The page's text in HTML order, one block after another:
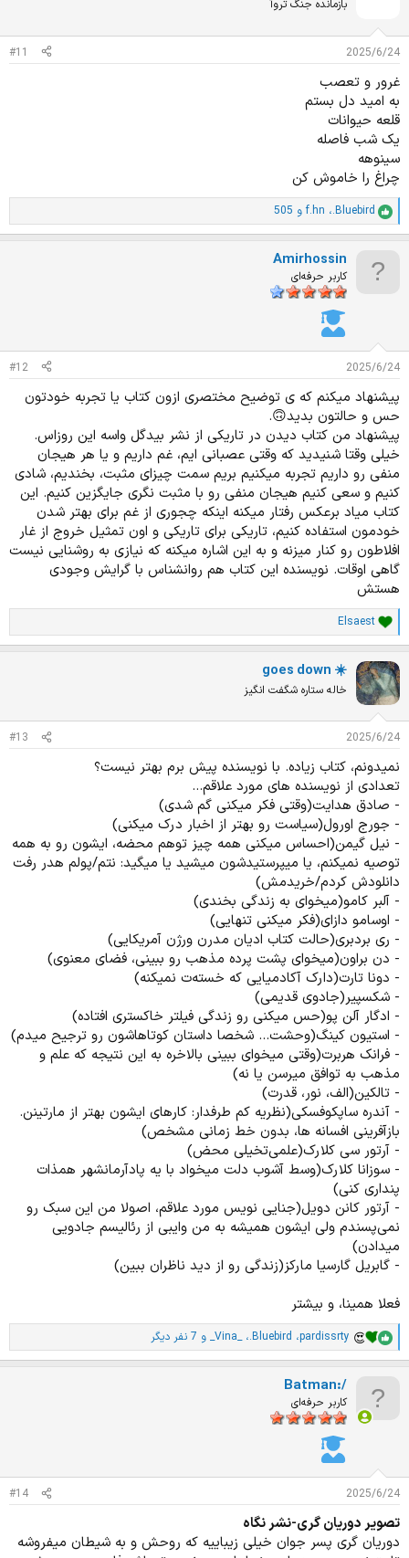
ت
:
بازمانده جنگ تروآ
2025/6/24
#11
غرور و تعصب
به امید دل بستم
قلعه حیوانات
یک شب فاصله
سینوهه
چراغ را خاموش کن
ا
م
.Bluebird، f.hnو 505
Amirhossin
کاربر حرفه‌ای
2025/6/24
#12
پیشنهاد میکنم که ی توضیح مختصری ازون کتاب یا تجربه خودتون
حس و حالتون بدید🙃.
پیشنهاد من کتاب دیدن در تاریکی از نشر بیدگل واسه این روزاس.
خیلی وقتا شنیدید که وقتی عصبانی ایم، غم داریم و یا هر هیجان
منفی رو داریم تجربه میکنیم بریم سمت چیزای مثبت، بخندیم، شادی
کنیم و سعی کنیم هیجان منفی رو با مثبت نگری جایگزین کنیم. این
کتاب میاد برعکس رفتار میکنه اینکه چجوری از غم برای بهتر شدن
خودمون استفاده کنیم، تاریکی برای تاریکی و اون تمثيل خروج از غار
افلاطون رو کنار میزنه و به این اشاره میکنه که نیازی به روشنایی نیست
گاهی اوقات. نویسنده این کتاب هم روانشناس با گرایش وجودی
هستش
ا
م
ی
ا
ز
ت
:
Elsaest
goes down ☀️
خاله ستاره شگفت انگیز
2025/6/24
#13
نمیدونم، کتاب زیاده. با نویسنده پیش برم بهتر نیست؟
تعدادی از نویسنده های مورد علاقم...
- صادق هدایت(وقتی فکر میکنی گم شدی)
- جورج اورول(سیاست رو بهتر از اخبار درک میکنی)
- نیل گیمن(احساس میکنی همه چیز توهم محضه، ایشون رو به همه
توصیه نمیکنم، یا میپرستیدشون میشید یا میگید: نتم/پولم هدر رفت
دانلودش کردم/خریدمش)
- آلبر کامو(میخوای به زندگی بخندی)
- اوسامو دازای(فکر میکنی تنهایی)
- ری بردبری(حالت کتاب ادیان مدرن ورژن آمریکایی)
- دن براون(میخوای پشت پرده مذهب رو ببینی، فضای معنوی)
- دونا تارت(دارک آکادمیایی که خسته‌ت نمیکنه)
- شکسپیر(جادوی قدیمی)
- ادگار آلن پو(حس میکنی رو زندگی فیلتر خاکستری افتاده)
- استیون کینگ(وحشت... شخصا داستان کوتاهاشون رو ترجیح میدم)
- فرانک هربرت(وقتی میخوای ببینی بالاخره به این نتیجه که علم و
مذهب به توافق میرسن یا نه)
- تالکین(الف، نور، قدرت)
- آندره ساپکوفسکی(نظریه کم طرفدار: کارهای ایشون بهتر از مارتینن.
بازآفرینی افسانه ها، بدون خط زمانی مشخص)
- آرتور سی کلارک(علمی‌تخیلی محض)
- سوزانا کلارک(وسط آشوب دلت میخواد با یه پادآرمانشهر همذات
پنداری کنی)
- آرتور کانن دویل(جنایی نویس مورد علاقم، اصولا من این سبک رو
نمی‌پسندم ولی ایشون همیشه به من وایبی از رئالیسم جادویی
میدادن)
- گابریل گارسیا مارکز(زندگی رو از دید ناظران ببین)
فعلا همینا، و بیشتر
ا
م
pardissrty، .Bluebird،_Vina_ و 7 نفر دیگر
Batman:/
کاربر حرفه‌ای
2025/6/24
#14
تصویر دوریان گری-نشر نگاه
دوریان گری پسر جوان خیلی زیباییه که روحش و به شیطان میفروشه